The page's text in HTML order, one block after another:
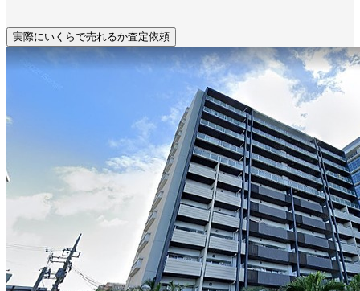
実際にいくらで売れるか査定依頼